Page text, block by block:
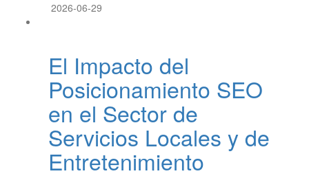
2026-06-29
El Impacto del
Posicionamiento SEO
en el Sector de
Servicios Locales y de
Entretenimiento